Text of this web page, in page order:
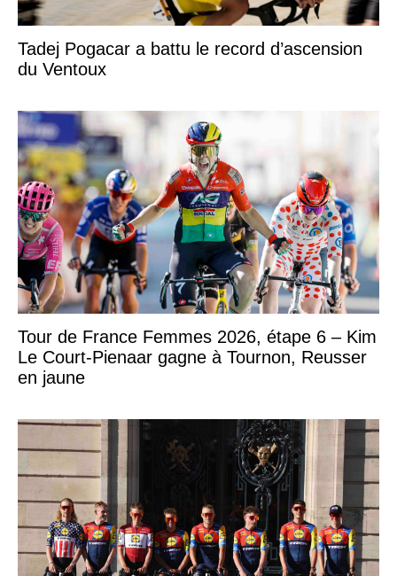
Tadej Pogacar a battu le record d’ascension
du Ventoux
Tour de France Femmes 2026, étape 6 – Kim
Le Court-Pienaar gagne à Tournon, Reusser
en jaune